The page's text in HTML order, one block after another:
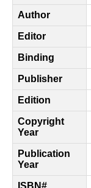
Author
Editor
Binding
Publisher
Edition
Copyright
Year
Publication
Year
ISBN#